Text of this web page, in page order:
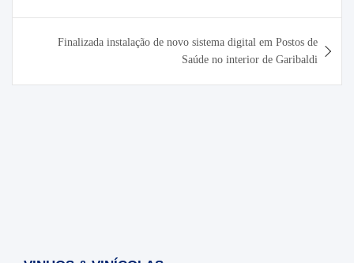
Post
Finalizada instalação de novo sistema digital em Postos de
Saúde no interior de Garibaldi